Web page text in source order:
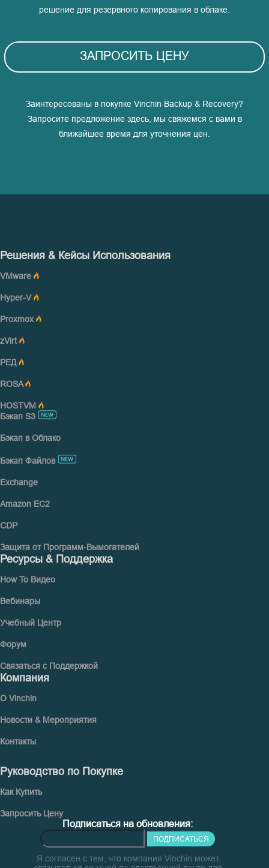
решение для резервного копирования в облаке.
ЗАПРОСИТЬ ЦЕНУ
Заинтересованы в покупке Vinchin Backup & Recovery?
Запросите предложение здесь, мы свяжемся с вами в
ближайшее время для уточнения цен.
Решения & Кейсы Использования
VMware
Hyper-V
Proxmox
zVirt
РЕД
ROSA
HOSTVM
Бэкап S3
Бэкап в Облако
Бэкап Файлов
Exchange
Amazon EC2
CDP
Защита от Программ-Вымогателей
Ресурсы & Поддержка
How To Видео
Вебинары
Учебный Центр
Форум
Связаться с Поддержкой
Компания
О Vinchin
Новости & Мероприятия
Контакты
Руководство по Покупке
Как Купить
Запросить Цену
Подписаться на обновления:
ПОДПИСАТЬСЯ
Я согласен с тем, что компания Vinchin может